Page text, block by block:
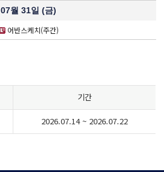
07월 31일 (금)
어반스케치(주간)
기간
2026.07.14 ~ 2026.07.22